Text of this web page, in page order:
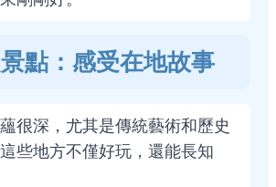
點：感受在地故事
很深，尤其是傳統藝術和歷史
些地方不僅好玩，還能長知